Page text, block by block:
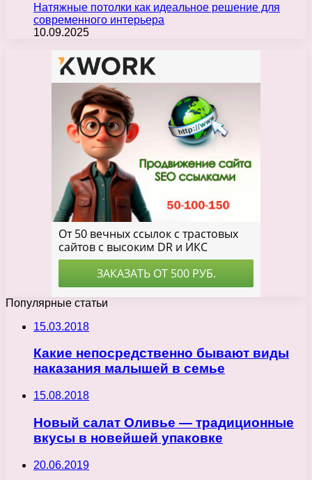
Натяжные потолки как идеальное решение для
современного интерьера
10.09.2025
Популярные статьи
15.03.2018
Какие непосредственно бывают виды
наказания малышей в семье
15.08.2018
Новый салат Оливье — традиционные
вкусы в новейшей упаковке
20.06.2019